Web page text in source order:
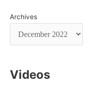
Archives
Videos